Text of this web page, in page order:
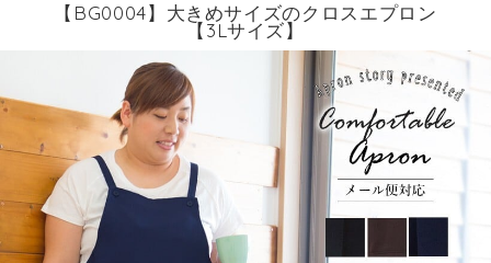
【BG0004】大きめサイズのクロスエプロン
【3Lサイズ】